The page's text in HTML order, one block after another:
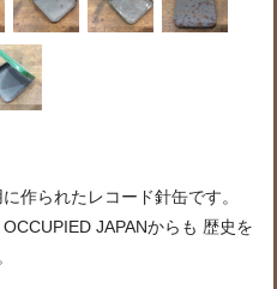
作られたレコード針缶です。
JAPANからも 歴史を